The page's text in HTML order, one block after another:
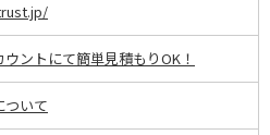
ウントにて簡単見積もりOK！
ついて